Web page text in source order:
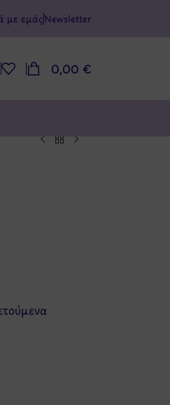
με εμάςNewsletter
0,00 €